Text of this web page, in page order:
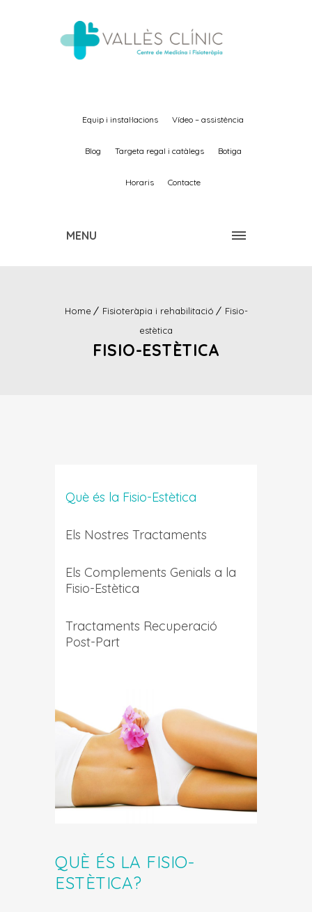
equip i instal·lacions vídeo – assistència
blog targeta regal i catàlegs botiga
horaris contacte
MENU
Home Fisioteràpia i rehabilitació
Fisio-
estètica
FISIO-ESTÈTICA
Què és la Fisio-Estètica
Els Nostres Tractaments
Els Complements Genials a la
Fisio-Estètica
Tractaments Recuperació
Post-Part
QUÈ ÉS LA FISIO-
ESTÈTICA?